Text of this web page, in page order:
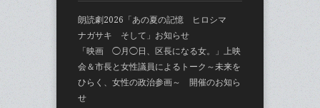
朗読劇2026「あの夏の記憶 ヒロシマ
ナガサキ そして」お知らせ
「映画 ◯月◯日、区長になる女。」上映
会＆市長と女性議員によるトーク～未来を
ひらく、女性の政治参画～ 開催のお知ら
せ